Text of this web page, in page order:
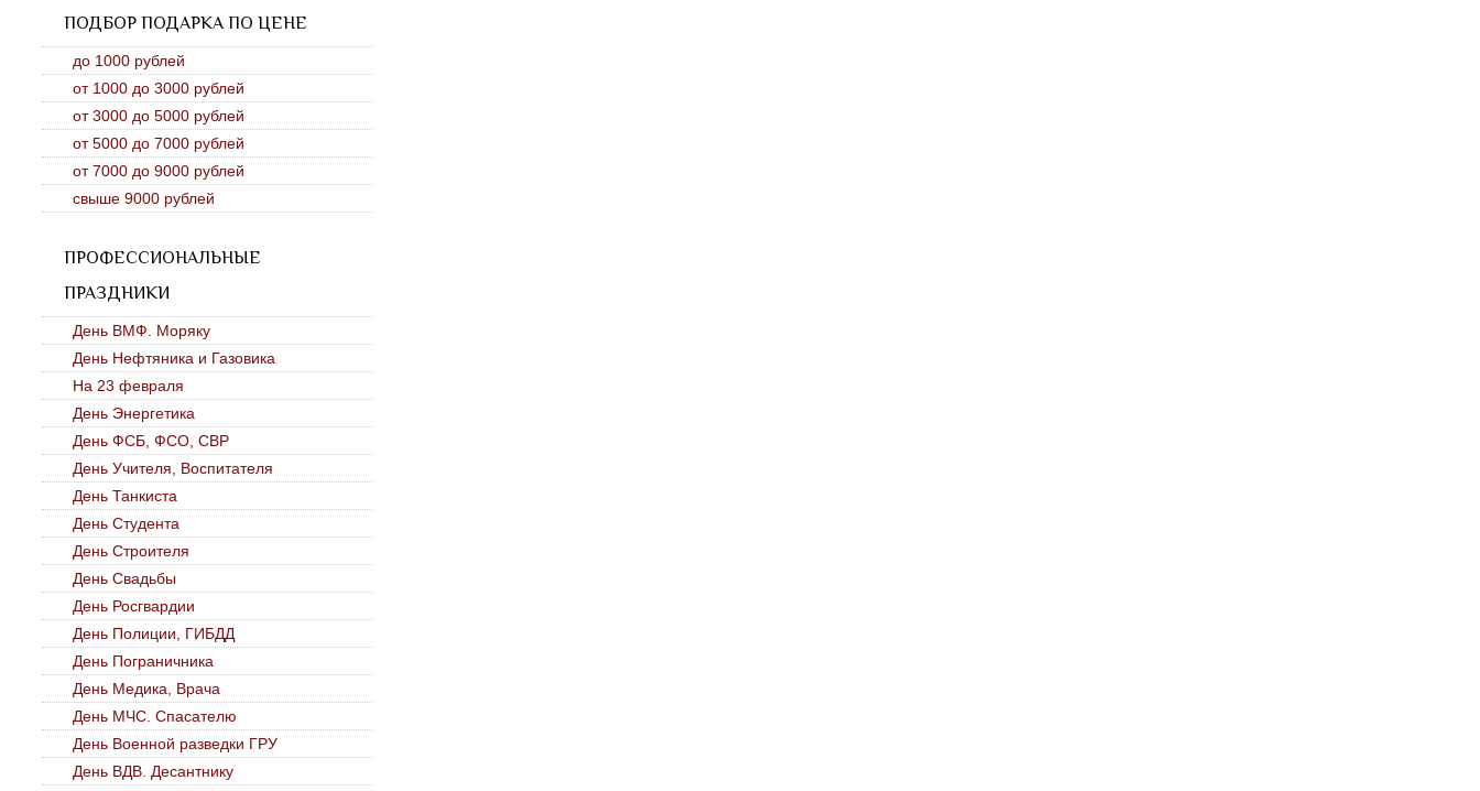
ПОДБОР ПОДАРКА ПО ЦЕНЕ
до 1000 рублей
от 1000 до 3000 рублей
от 3000 до 5000 рублей
от 5000 до 7000 рублей
от 7000 до 9000 рублей
свыше 9000 рублей
ПРОФЕССИОНАЛЬНЫЕ
ПРАЗДНИКИ
День ВМФ. Моряку
День Нефтяника и Газовика
На 23 февраля
День Энергетика
День ФСБ, ФСО, СВР
День Учителя, Воспитателя
День Танкиста
День Студента
День Строителя
День Свадьбы
День Росгвардии
День Полиции, ГИБДД
День Пограничника
День Медика, Врача
День МЧС. Спасателю
День Военной разведки ГРУ
День ВДВ. Десантнику